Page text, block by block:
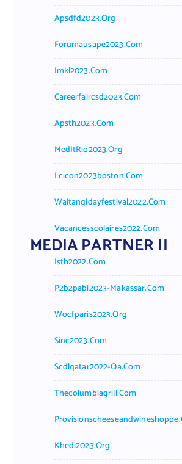
Apsdfd2023.org
Forumausape2023.com
Imkl2023.com
Careerfaircsd2023.com
Apsth2023.com
MedItRio2023.org
Lcicon2023boston.com
Waitangidayfestival2022.com
Vacancesscolaires2022.com
MEDIA PARTNER II
Isth2022.com
P2b2pabi2023-Makassar.com
Wocfparis2023.org
Sinc2023.com
Scdlqatar2022-Qa.com
Thecolumbiagrill.com
Khedi2023.org